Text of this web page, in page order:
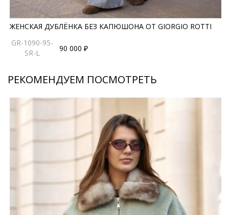
ЖЕНСКАЯ ДУБЛЁНКА БЕЗ КАПЮШОНА ОТ GIORGIO ROTTI
GR-1090-95-
SR-L
90 000 ₽
РЕКОМЕНДУЕМ ПОСМОТРЕТЬ